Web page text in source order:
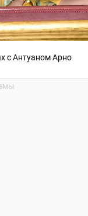
с Антуаном Арно